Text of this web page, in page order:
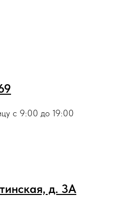
с 9:00 до 19:00
д. 3A